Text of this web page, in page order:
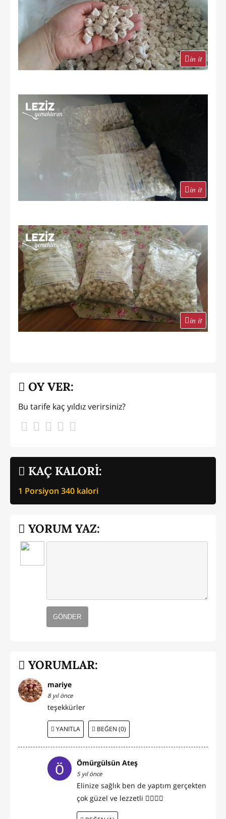
in it
in it
in it
KAÇ KALORİ:
1 Porsiyon 340 kalori
OY VER:
Bu tarife kaç yıldız verirsiniz?
YORUM YAZ:
GÖNDER
YORUMLAR:
mariye
8 yıl önce
teşekkürler
YANITLA BEĞEN (0)
Ömürgülsün Ateş
5 yıl önce
Elinize sağlık ben de yaptım gerçekten
çok güzel ve lezzetli 👍🏻👌🏻